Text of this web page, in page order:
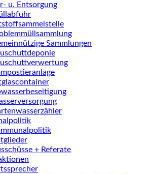
u. Entsorgung
Sammlungen
+ Referate